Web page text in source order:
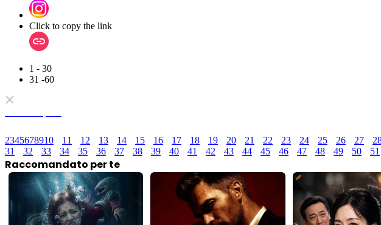
Click to copy the link
1 - 30
31 -60
2345678910 11 12 13 14 15 16 17 18 19 20 21 22 23 24 25 26 27
31
32 33 34 35 36 37 38 39 40 41 42 43 44 45 46 47 48 49 50 51
Raccomandato per te